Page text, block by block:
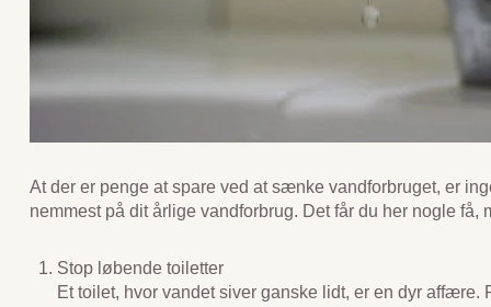
At der er penge at spare ved at sænke vandforbruget, er
nemmest på dit årlige vandforbrug. Det får du her nogle få,
Stop løbende toiletter
Et toilet, hvor vandet siver ganske lidt, er en dyr affære.